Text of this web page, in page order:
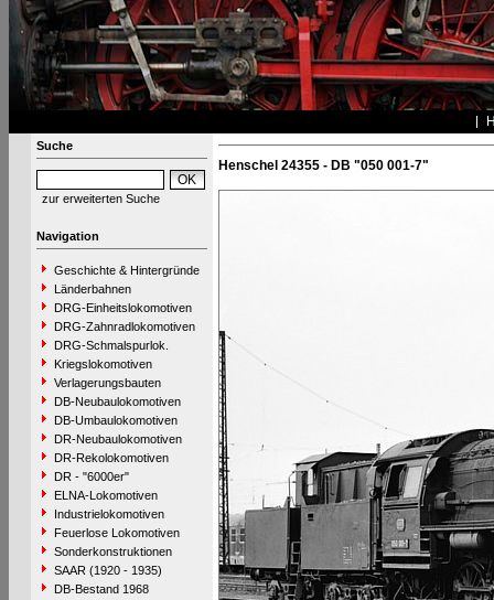
Suche
zur erweiterten Suche
Navigation
Geschichte & Hintergründe
Länderbahnen
DRG-Einheitslokomotiven
DRG-Zahnradlokomotiven
DRG-Schmalspurlok.
Kriegslokomotiven
Verlagerungsbauten
DB-Neubaulokomotiven
DB-Umbaulokomotiven
DR-Neubaulokomotiven
DR-Rekolokomotiven
DR - "6000er"
ELNA-Lokomotiven
Industrielokomotiven
Feuerlose Lokomotiven
Sonderkonstruktionen
SAAR (1920 - 1935)
DB-Bestand 1968
Henschel 24355 - DB "050 001-7"